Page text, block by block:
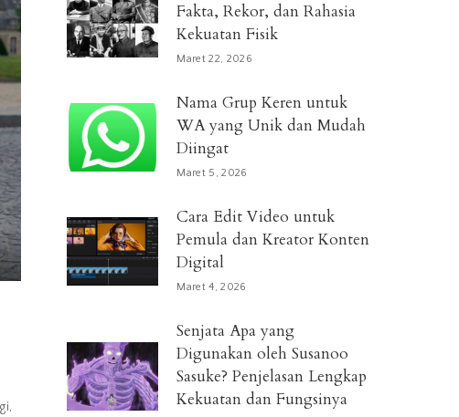
Fakta, Rekor, dan Rahasia
Kekuatan Fisik
Maret 22, 2026
Nama Grup Keren untuk
WA yang Unik dan Mudah
Diingat
Maret 5, 2026
Cara Edit Video untuk
Pemula dan Kreator Konten
Digital
Maret 4, 2026
Senjata Apa yang
Digunakan oleh Susanoo
Sasuke? Penjelasan Lengkap
Kekuatan dan Fungsinya